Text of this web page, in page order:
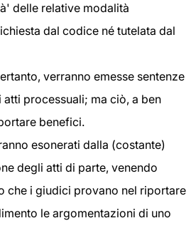
delle relative modalità
dal codice né tutelata dal
verranno emesse sentenze
atti processuali; ma ciò, a ben
benefici.
esonerati dalla (costante)
degli atti di parte, venendo
che i giudici provano nel riportare
le argomentazioni di uno